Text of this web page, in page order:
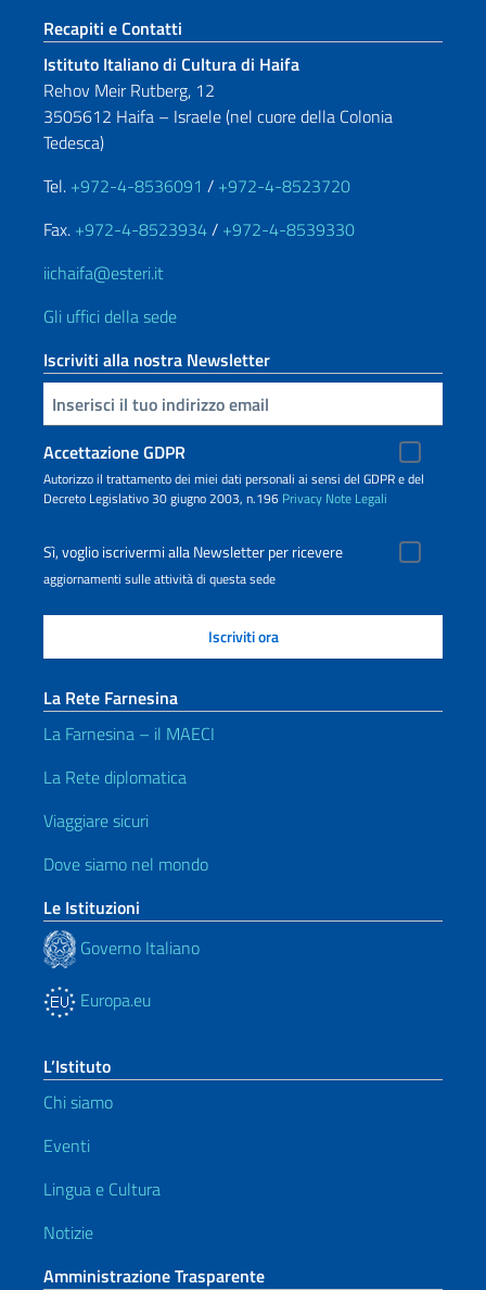
Sezione footer
Recapiti e Contatti
Istituto Italiano di Cultura di Haifa
Rehov Meir Rutberg, 12
3505612 Haifa – Israele (nel cuore della Colonia
Tedesca)
Tel. +972-4-8536091 / +972-4-8523720
Fax. +972-4-8523934/ +972-4-8539330
iichaifa@esteri.it
Gli uffici della sede
Iscriviti alla nostra Newsletter
Inserisci la tua email
Accettazione GDPR
Autorizzo il trattamento dei miei dati personali ai sensi del GDPR e del
Decreto Legislativo 30 giugno 2003, n.196 Privacy Note Legali
Sì, voglio iscrivermi alla Newsletter per ricevere
aggiornamenti sulle attività di questa sede
La Rete Farnesina
La Farnesina – il MAECI
La Rete diplomatica
Viaggiare sicuri
Dove siamo nel mondo
Le Istituzioni
Governo Italiano
Europa.eu
L’Istituto
Chi siamo
Eventi
Lingua e Cultura
Notizie
Amministrazione Trasparente